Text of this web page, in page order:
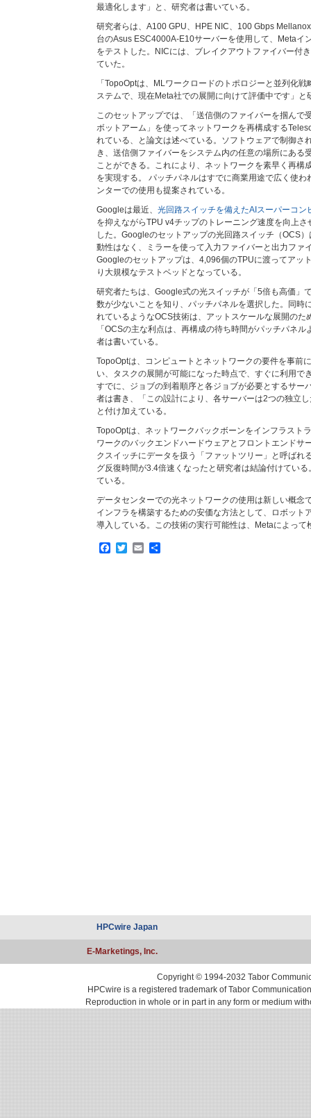
最適化します」と、研究者は書いている。
研究者らは、A100 GPU、HPE NIC、100 Gbps
台のAsus ESC4000A-E10サーバーを使用して、Metaイ
をテストした。NICには、ブレイクアウトファイバー付
ていた。
「TopoOptは、MLワークロードのトポロジーと並列化
ステムで、現在Meta社での展開に向けて評価中です」と
このセットアップでは、「送信側のファイバーを掴んで
ボットアーム」を使ってネットワークを再構成する
れている、と論文は述べている。ソフトウェアで制御さ
き、送信側ファイバーをシステム内の任意の場所にある
ことができる。これにより、ネットワークを素早く再構
を実現する。 パッチパネルはすでに商業用途で広く使
ンターでの使用も提案されている。
Googleは最近、 光回路スイッチを備えたAIスーパーコン
を抑えながらTPU v4チップのトレーニング速度を向上
した。Googleのセットアップの光回路スイッチ（OCS
動性はなく、ミラーを使って入力ファイバーと出力ファ
Googleのセットアップは、4,096個のTPUに渡ってアッ
り大規模なテストベッドとなっている。
研究者たちは、Google式の光スイッチが「5倍も高価」
数が少ないことを知り、パッチパネルを選択した。同時
れているようなOCS技術は、アットスケールな展開のた
「OCSの主な利点は、再構成の待ち時間がパッチパネ
者は書いている。
TopoOptは、コンピュートとネットワークの要件を事前
い、タスクの展開が可能になった時点で、すぐに利用で
すでに、ジョブの到着順序と各ジョブが必要とするサー
者は書き、「この設計により、各サーバーは2つの独立
と付け加えている。
TopoOptは、ネットワークバックボーンをインフラスト
ワークのバックエンドハードウェアとフロントエンドサ
クスイッチにデータを扱う「ファットツリー」と呼ばれ
グ反復時間が3.4倍速くなったと研究者は結論付けてい
ている。
データセンターでの光ネットワークの使用は新しい概念
インフラを構築するための安価な方法として、ロボット
導入している。この技術の実行可能性は、Metaによって
Facebook
TwitterEmail
共
HPCwire Japan
E-Marketings, Inc.
Copyright © 1994-2032 Tabor
HPCwire is a registered trademark of Tabor
Reproduction in whole or in part in any form or medium